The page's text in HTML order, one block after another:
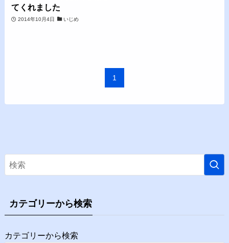
てくれました
2014年10月4日 いじめ
1
カテゴリーから検索
カテゴリーから検索